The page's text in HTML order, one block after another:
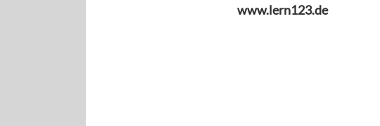
www.lern123.de